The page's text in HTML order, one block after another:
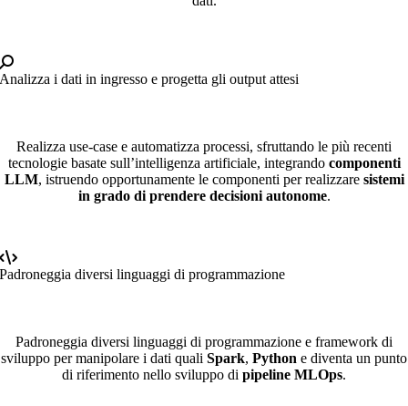
Analizza i dati in ingresso e progetta gli output attesi
Realizza use-case e automatizza processi, sfruttando le più recenti
tecnologie basate sull’intelligenza artificiale, integrando componenti
LLM, istruendo opportunamente le componenti per realizzare sistemi
in grado di prendere decisioni autonome.
Padroneggia diversi linguaggi di programmazione
Padroneggia diversi linguaggi di programmazione e framework di
sviluppo per manipolare i dati quali Spark, Python e diventa un punto
di riferimento nello sviluppo di pipeline MLOps.